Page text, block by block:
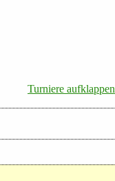
Turniere aufklappen